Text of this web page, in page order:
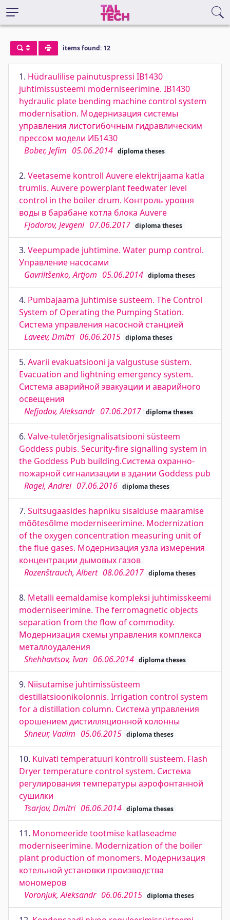
items found: 12
1. Hüdraulilise painutuspressi IB1430
juhtimissüsteemi moderniseerimine. IB1430
hydraulic plate bending machine control system
modernisation. Модернизация системы
управления листогибочным гидравлическим
прессом модели ИБ1430
Bober, Jefim 05.06.2014 diploma theses
2. Veetaseme kontroll Auvere elektrijaama katla
trumlis. Auvere powerplant feedwater level
control in the boiler drum. Контроль уровня
воды в барабане котла блока Auvere
Fjodorov, Jevgeni 07.06.2017 diploma theses
3. Veepumpade juhtimine. Water pump control.
Управление насосами
Gavriltšenko, Artjom 05.06.2014 diploma theses
4. Pumbajaama juhtimise süsteem. The Control
System of Operating the Pumping Station.
Система управления насосной станцией
Laveev, Dmitri 06.06.2015 diploma theses
5. Avarii evakuatsiooni ja valgustuse süstem.
Evacuation and lightning emergency system.
Система аварийной эвакуации и аварийного
освещения
Nefjodov, Aleksandr 07.06.2017 diploma theses
6. Valve-tuletõrjesignalisatsiooni süsteem
Goddess pubis. Security-fire signalling system in
the Goddess Pub building.Система охранно-
пожарной сигнализации в здании Goddess pub
Ragel, Andrei 07.06.2016 diploma theses
7. Suitsugaasides hapniku sisalduse määramise
mõõtesõlme moderniseerimine. Modernization
of the oxygen concentration measuring unit of
the flue gases. Модернизация узла измерения
концентрации дымовых газов
Rozenštrauch, Albert 08.06.2017 diploma theses
8. Metalli eemaldamise kompleksi juhtimisskeemi
moderniseerimine. The ferromagnetic objects
separation from the flow of commodity.
Модернизация схемы управления комплекса
металлоудаления
Shehhavtsov, Ivan 06.06.2014 diploma theses
9. Niisutamise juhtimissüsteem
destillatsioonikolonnis. Irrigation control system
for a distillation column. Система управления
орошением дистилляционной колонны
Shneur, Vadim 05.06.2015 diploma theses
10. Kuivati temperatuuri kontrolli süsteem. Flash
Dryer temperature control system. Система
регулирования температуры аэрофонтанной
сушилки
Tsarjov, Dmitri 06.06.2014 diploma theses
11. Monomeeride tootmise katlaseadme
moderniseerimine. Modernization of the boiler
plant production of monomers. Модернизация
котельной установки производства
мономеров
Voronjuk, Aleksandr 06.06.2015 diploma theses